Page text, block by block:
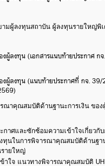
มผู้ลงทุนสถาบัน ผู้ลงทุนรายใหญ่พิ
ผู้ลงทุน (เอกสารแนบท้ายประกาศ ก
ผู้ลงทุน (แนบท้ายประกาศที่ กจ. 39/
ณาคุณสมบัติด้านฐานะการเงิน ขอ
กาศและซักซ้อมความเข้าใจเกี่ยวกั
ทุนในการพิจารณาคุณสมบัติด้านฐา
ายใหญ่
าใจ แนวทางพิจารณาคุณสมบัติ